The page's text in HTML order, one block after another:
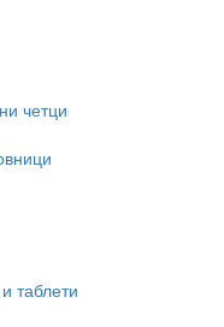
четци
таблети